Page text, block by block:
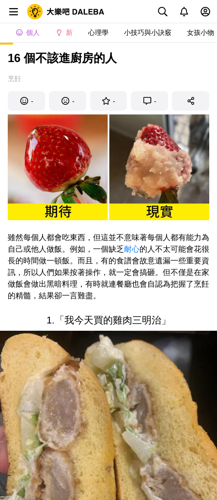
個人 新 心理學 小技巧與小訣竅 女孩小物
16 個不該進廚房的人
烹飪
- - - -
雖然每個人都會吃東西，但這並不意味著每個人都有能力為
自己或他人做飯。例如，一個缺乏耐心的人不太可能會花很
長的時間做一頓飯。而且，有的食譜會故意遺漏一些重要資
訊，所以人們如果按著操作，就一定會搞砸。但不僅是在家
做飯會做出黑暗料理，有時就連餐廳也會自認為把握了烹飪
的精髓，結果卻一言難盡。
1.「我今天買的雞肉三明治」